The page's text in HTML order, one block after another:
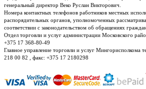
генеральный директор Веко Руслан Викторович.
Номера контактных телефонов работников местных
распорядительных органов, уполномоченных
соответствии с законодательством об обращениях
Отдел торговли и услуг администрации Московского
+375 17 368-80-49
Главное управление торговли и услуг Мингорисполкома
218 00 82 , факс: +375 17 2180298